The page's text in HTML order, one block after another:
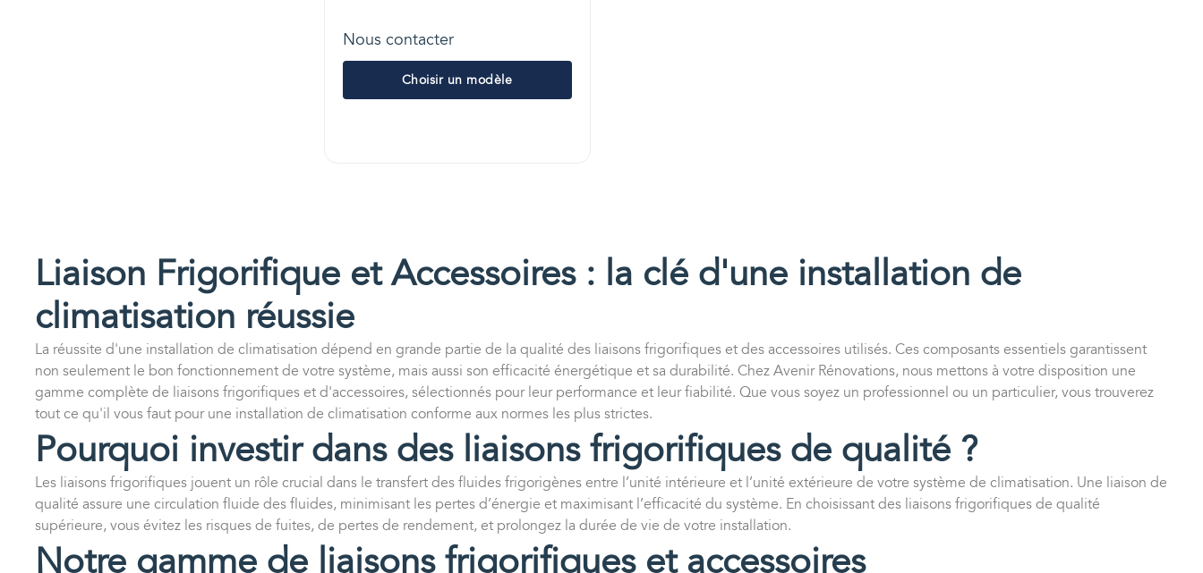
Nous contacter
Choisir un modèle
Liaison Frigorifique et Accessoires : la clé d'une installation de
climatisation réussie
La réussite d'une installation de climatisation dépend en grande partie de la qualité des liaisons frigorifiques et des accessoires utilisés. Ces composants essentiels garantissent
non seulement le bon fonctionnement de votre système, mais aussi son efficacité énergétique et sa durabilité. Chez Avenir Rénovations, nous mettons à votre disposition une
gamme complète de liaisons frigorifiques et d'accessoires, sélectionnés pour leur performance et leur fiabilité. Que vous soyez un professionnel ou un particulier, vous trouverez
tout ce qu'il vous faut pour une installation de climatisation conforme aux normes les plus strictes.
Pourquoi investir dans des liaisons frigorifiques de qualité ?
Les liaisons frigorifiques jouent un rôle crucial dans le transfert des fluides frigorigènes entre l’unité intérieure et l’unité extérieure de votre système de climatisation. Une liaison de
qualité assure une circulation fluide des fluides, minimisant les pertes d’énergie et maximisant l’efficacité du système. En choisissant des liaisons frigorifiques de qualité
supérieure, vous évitez les risques de fuites, de pertes de rendement, et prolongez la durée de vie de votre installation.
Notre gamme de liaisons frigorifiques et accessoires